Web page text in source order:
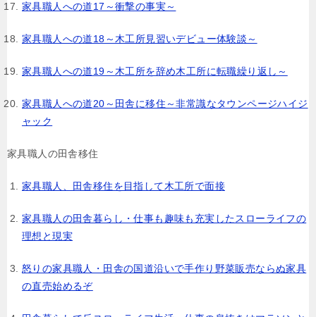
家具職人への道17～衝撃の事実～
家具職人への道18～木工所見習いデビュー体験談～
家具職人への道19～木工所を辞め木工所に転職繰り返し～
家具職人への道20～田舎に移住～非常識なタウンページハイジ
ャック
家具職人の田舎移住
家具職人、田舎移住を目指して木工所で面接
家具職人の田舎暮らし・仕事も趣味も充実したスローライフの
理想と現実
怒りの家具職人・田舎の国道沿いで手作り野菜販売ならぬ家具
の直売始めるぞ